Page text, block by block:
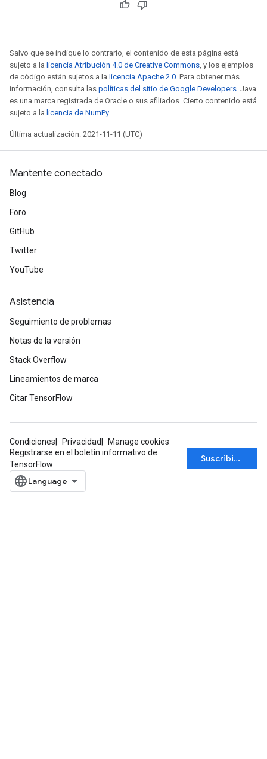
Salvo que se indique lo contrario, el contenido de esta página está
sujeto a la licencia Atribución 4.0 de Creative Commons, y los ejemplos
de código están sujetos a la licencia Apache 2.0. Para obtener más
información, consulta las políticas del sitio de Google Developers. Java
es una marca registrada de Oracle o sus afiliados. Cierto contenido está
sujeto a la licencia de NumPy.
Última actualización: 2021-11-11 (UTC)
Mantente conectado
Blog
Foro
GitHub
Twitter
YouTube
Asistencia
Seguimiento de problemas
Notas de la versión
Stack Overflow
Lineamientos de marca
Citar TensorFlow
Condiciones Privacidad
Manage cookies
Registrarse en el boletín informativo de
TensorFlow
Suscribirse